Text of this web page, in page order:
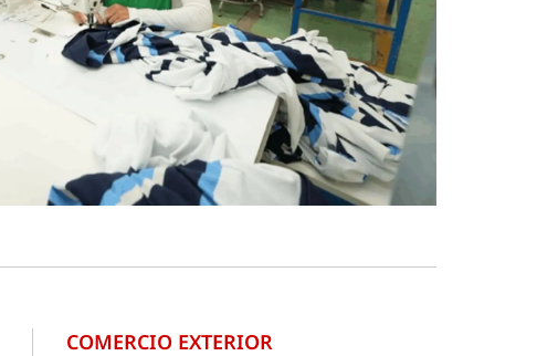
COMERCIO EXTERIOR